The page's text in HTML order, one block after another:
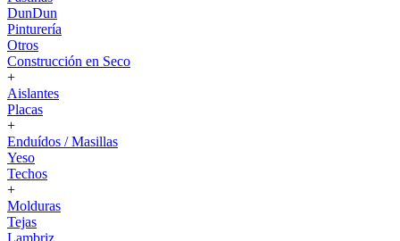
DunDun
Pinturería
Otros
Construcción en Seco
+
Aislantes
Placas
+
Enduídos / Masillas
Yeso
Techos
+
Molduras
Tejas
Lambriz